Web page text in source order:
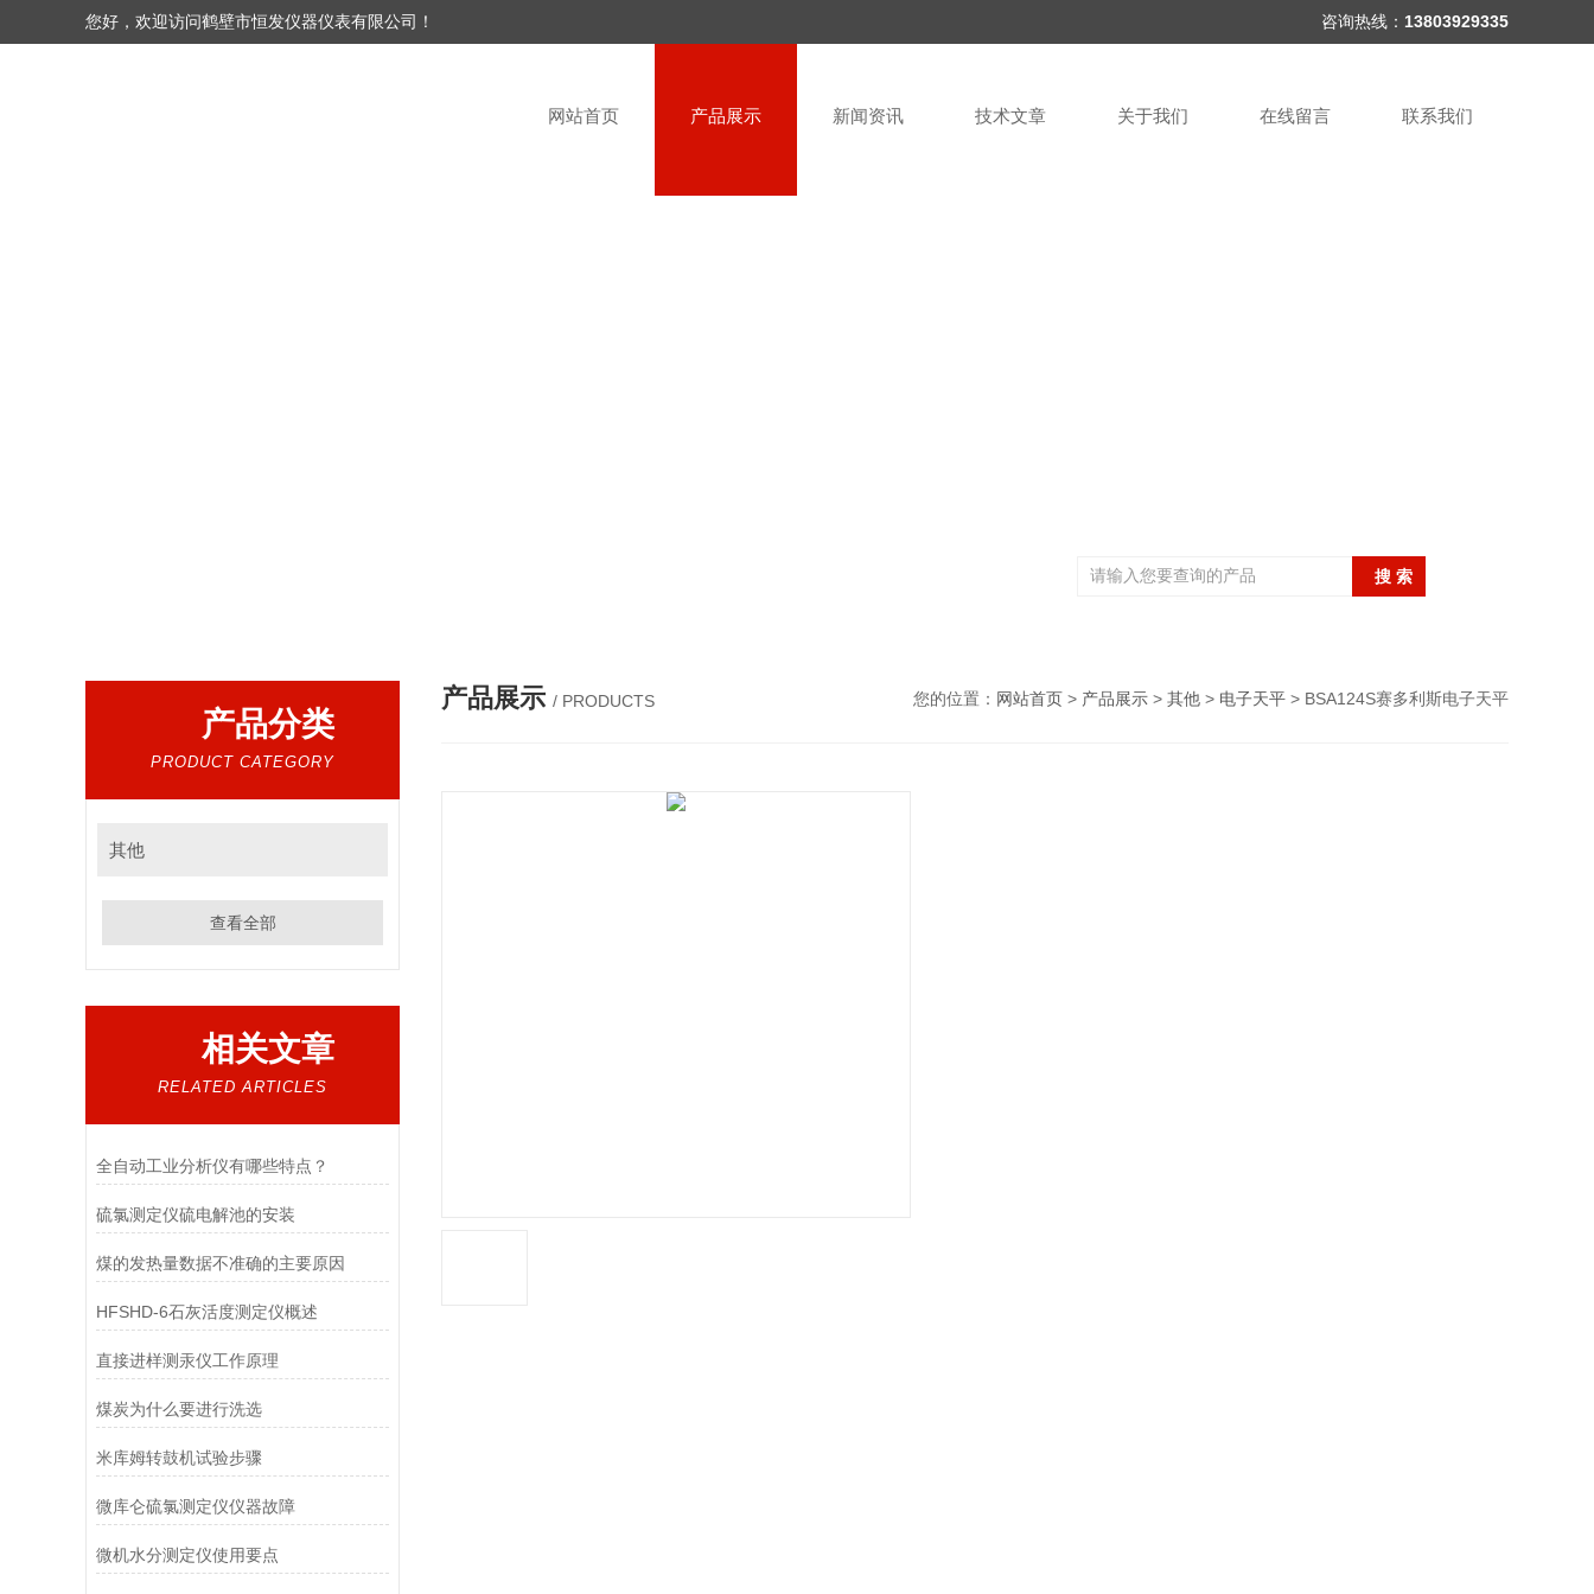
您好，欢迎访问鹤壁市恒发仪器仪表有限公司！ 咨询热线： 13803929335
网站首页 产品展示 新闻资讯 技术文章 关于我们 在线留言 联系我们
产品分类
PRODUCT CATEGORY
其他
查看全部
相关文章
RELATED ARTICLES
全自动工业分析仪有哪些特点？
硫氯测定仪硫电解池的安装
煤的发热量数据不准确的主要原因
HFSHD-6石灰活度测定仪概述
直接进样测汞仪工作原理
煤炭为什么要进行洗选
米库姆转鼓机试验步骤
微库仑硫氯测定仪仪器故障
微机水分测定仪​使用要点
产品展示 / PRODUCTS 您的位置： 网站首页 > 产品展示 > 其他 > 电子天平 > BSA124S赛多利斯电子天平